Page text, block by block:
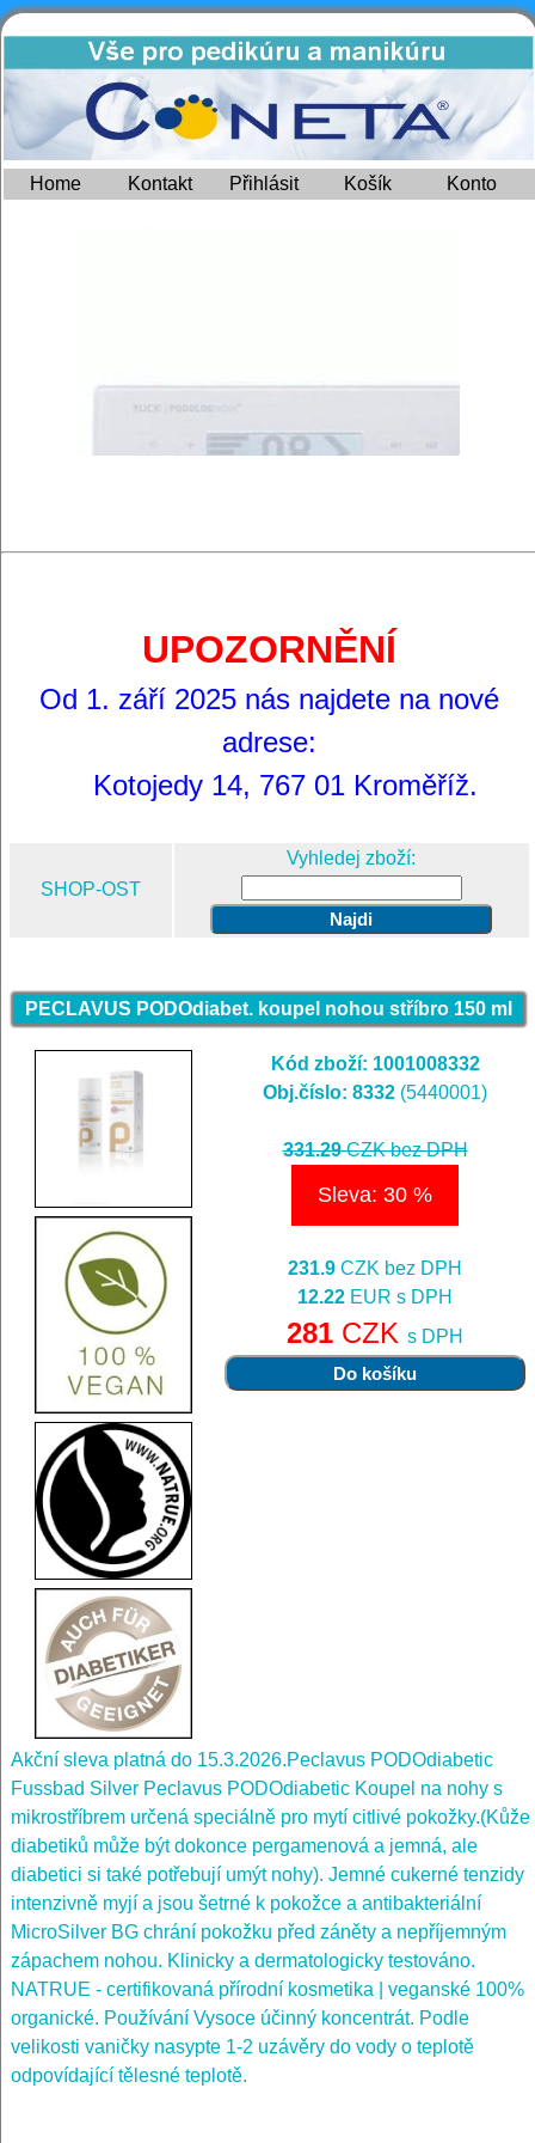
Home Kontakt Přihlásit Košík Konto
UPOZORNĚNÍ
Od 1. září 2025 nás najdete na nové
adrese:
Kotojedy 14, 767 01 Kroměříž.
SHOP-OST
Vyhledej zboží:
PECLAVUS PODOdiabet. koupel nohou stříbro 150 ml
Kód zboží: 1001008332
Obj.číslo: 8332 (5440001)
331.29CZK bez DPH
Sleva: 30 %
231.9 CZK bez DPH
12.22 EUR s DPH
281 CZK s DPH
Akční sleva platná do 15.3.2026.Peclavus PODOdiabetic
Fussbad Silver Peclavus PODOdiabetic Koupel na nohy s
mikrostříbrem určená speciálně pro mytí citlivé pokožky.(Kůže
diabetiků může být dokonce pergamenová a jemná, ale
diabetici si také potřebují umýt nohy). Jemné cukerné tenzidy
intenzivně myjí a jsou šetrné k pokožce a antibakteriální
MicroSilver BG chrání pokožku před záněty a nepříjemným
zápachem nohou. Klinicky a dermatologicky testováno.
NATRUE - certifikovaná přírodní kosmetika | veganské 100%
organické. Používání Vysoce účinný koncentrát. Podle
velikosti vaničky nasypte 1-2 uzávěry do vody o teplotě
odpovídající tělesné teplotě.